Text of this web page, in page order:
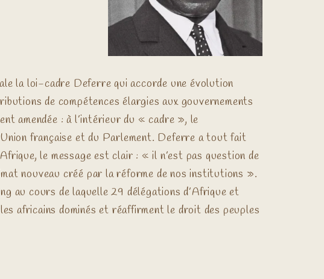
la loi-cadre Deferre qui accorde une évolution
de compétences élargies aux gouvernements
amendée : à l’intérieur du « cadre », le
française et du Parlement. Deferre a tout fait
le message est clair : « il n’est pas question de
nouveau créé par la réforme de nos institutions ».
au cours de laquelle 29 délégations d’Afrique et
africains dominés et réaffirment le droit des peuples